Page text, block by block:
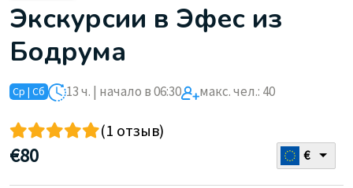
Экскурсии в Эфес из
Бодрума
Ср | Сб 13 ч. | начало в 06:30 макс. чел.: 40
(1 отзыв)
€80 €